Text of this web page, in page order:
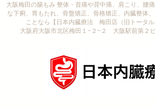
大阪梅田の腸もみ 整体・首痛や背中痛、肩こり、腰
な下痢、胃もたれ、骨盤矯正、骨格矯正、内臓整体
ことなら【日本内臓療法 梅田店（旧トータル
大阪府大阪市北区梅田１−２−２ 大阪駅前第２